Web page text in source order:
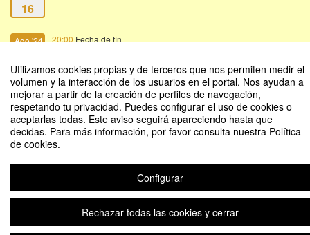
Utilizamos cookies propias y de terceros que nos permiten medir el
volumen y la interacción de los usuarios en el portal. Nos ayudan a
mejorar a partir de la creación de perfiles de navegación,
respetando tu privacidad. Puedes configurar el uso de cookies o
aceptarlas todas. Este aviso seguirá apareciendo hasta que
decidas. Para más información, por favor consulta nuestra Política
de cookies.
Configurar
Rechazar todas las cookies y cerrar
16
Ago '24 20:00 Fecha de fin
Curso: Tensiones entre exclusión e inclusión en turismo: nuevas perspectivas
de cambio
Aviso legal|Contacto
Plataforma de organización de eventos Symposium
Copyright © 2026